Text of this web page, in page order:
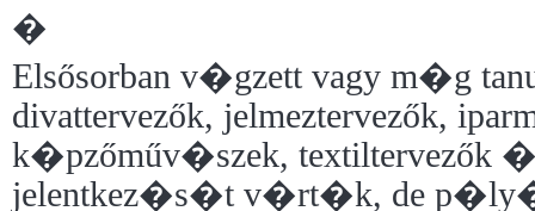
�
Elsősorban v�gzett vagy m�g
divattervezők, jelmeztervezők,
k�pzőműv�szek, textiltervezők
jelentkez�s�t v�rt�k, de